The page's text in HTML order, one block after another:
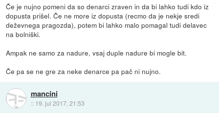
Če je nujno pomeni da so denarci zraven in da bi lahko tudi kdo iz
dopusta prišel. Če ne more iz dopusta (recmo da je nekje sredi
deževnega pragozda), potem bi lahko malo pomagal tudi delavec
na bolniški.
Ampak ne samo za nadure, vsaj duple nadure bi mogle bit.
Če pa se ne gre za neke denarce pa pač ni nujno.
mancini
:: 19. jul 2017, 21:53